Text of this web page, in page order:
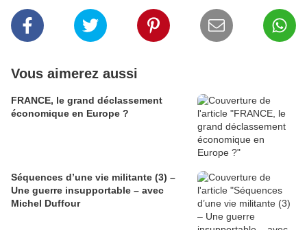
Vous aimerez aussi
FRANCE, le grand déclassement
économique en Europe ?
Séquences d’une vie militante (3) –
Une guerre insupportable – avec
Michel Duffour